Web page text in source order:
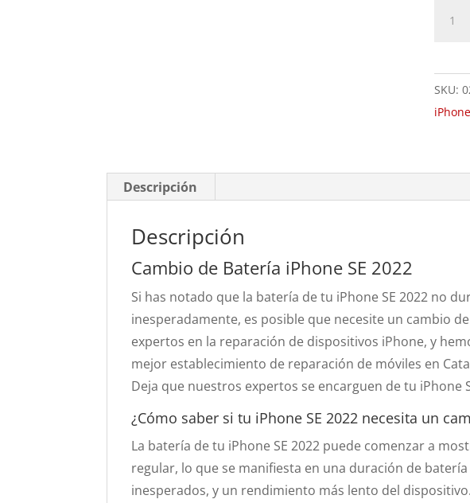
SE
3ª
SKU:
iPhone
Descripción
Descripción
Cambio de Batería iPhone SE 2022
Si has notado que la batería de tu iPhone SE 2022 no
inesperadamente, es posible que necesite un cambio
expertos en la reparación de dispositivos iPhone, y
mejor establecimiento de reparación de móviles en
Deja que nuestros expertos se encarguen de tu iPhone
¿Cómo saber si tu iPhone SE 2022 necesita un
La batería de tu iPhone SE 2022 puede comenzar a
regular, lo que se manifiesta en una duración de
inesperados, y un rendimiento más lento del